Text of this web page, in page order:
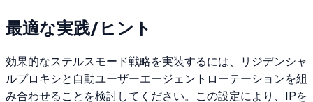
最適な実践/ヒント
効果的なステルスモード戦略を実装するには、リジデンシャ
ルプロキシと自動ユーザーエージェントローテーションを組
み合わせることを検討してください。この設定により、IPを